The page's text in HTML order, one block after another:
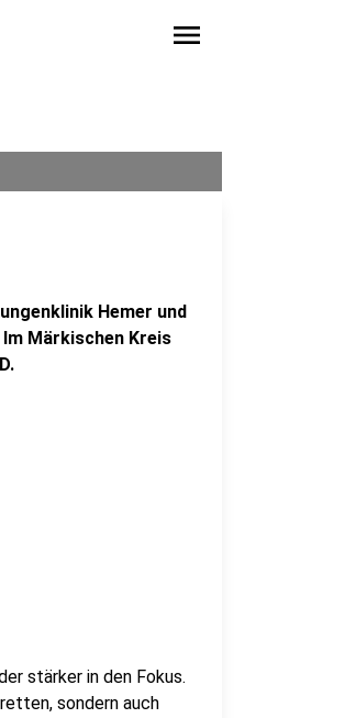
menu
Hemer und
Märkischen Kreis
stärker in den Fokus.
sondern auch